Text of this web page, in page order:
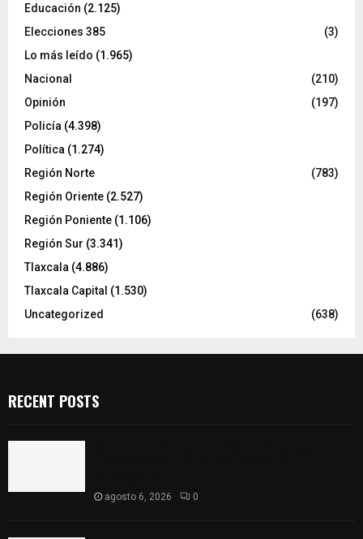
Educación (2.125)
Elecciones 385
(3)
Lo más leído (1.965)
Nacional
(210)
Opinión
(197)
Policía (4.398)
Política (1.274)
Región Norte
(783)
Región Oriente (2.527)
Región Poniente (1.106)
Región Sur (3.341)
Tlaxcala (4.886)
Tlaxcala Capital (1.530)
Uncategorized
(638)
RECENT POSTS
agosto 6, 2026 0